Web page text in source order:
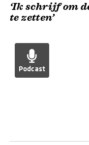
‘Ik schrijf om
te zetten’
Podcast